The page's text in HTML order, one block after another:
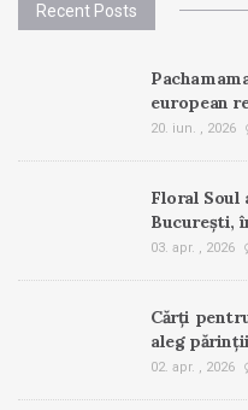
Recent Posts
european
20. iun. , 2026
Floral Soul
București,
03. apr. , 2026
Cărți
aleg
02. apr. , 2026